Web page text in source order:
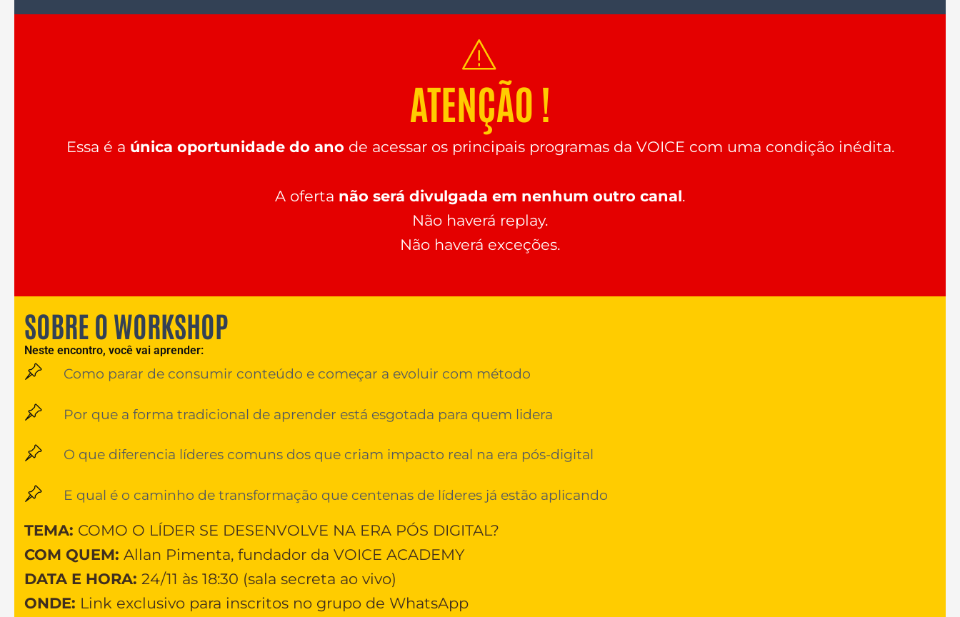
ATENÇÃO !
Essa é a única oportunidade do ano de acessar os principais programas da VOICE com uma condição inédita.
A oferta não será divulgada em nenhum outro canal.
Não haverá replay.
Não haverá exceções.
SOBRE O WORKSHOP
TEMA: COMO O LÍDER SE DESENVOLVE NA ERA PÓS DIGITAL?
COM QUEM: Allan Pimenta, fundador da VOICE ACADEMY
DATA E HORA: 24/11 às 18:30 (sala secreta ao vivo)
ONDE: Link exclusivo para inscritos no grupo de WhatsApp
Neste encontro, você vai aprender:
Como parar de consumir conteúdo e começar a evoluir com método
Por que a forma tradicional de aprender está esgotada para quem lidera
O que diferencia líderes comuns dos que criam impacto real na era pós-digital
E qual é o caminho de transformação que centenas de líderes já estão aplicando